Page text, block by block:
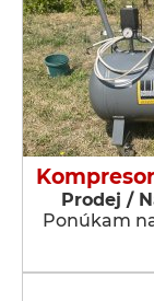
Prodej /
Ponúkam